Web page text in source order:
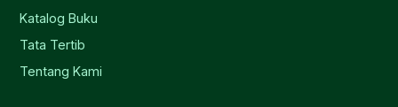
Katalog Buku
Tata Tertib
Tentang Kami